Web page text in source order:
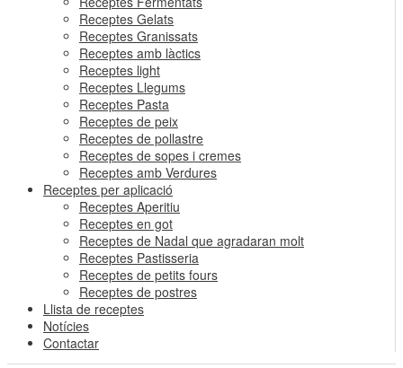
Receptes Gelats
Receptes Granissats
Receptes amb làctics
Receptes light
Receptes Llegums
Receptes Pasta
Receptes de peix
Receptes de pollastre
Receptes de sopes i cremes
Receptes amb Verdures
Receptes per aplicació
Receptes Aperitiu
Receptes en got
Receptes de Nadal que agradaran molt
Receptes Pastisseria
Receptes de petits fours
Receptes de postres
Llista de receptes
Notícies
Contactar